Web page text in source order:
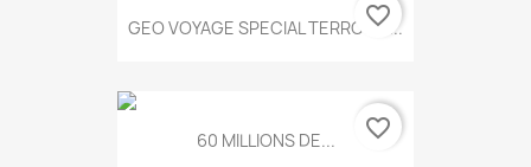
GEO VOYAGE SPECIAL TERROIRS...
favorite_border
60 MILLIONS DE... favorite_border